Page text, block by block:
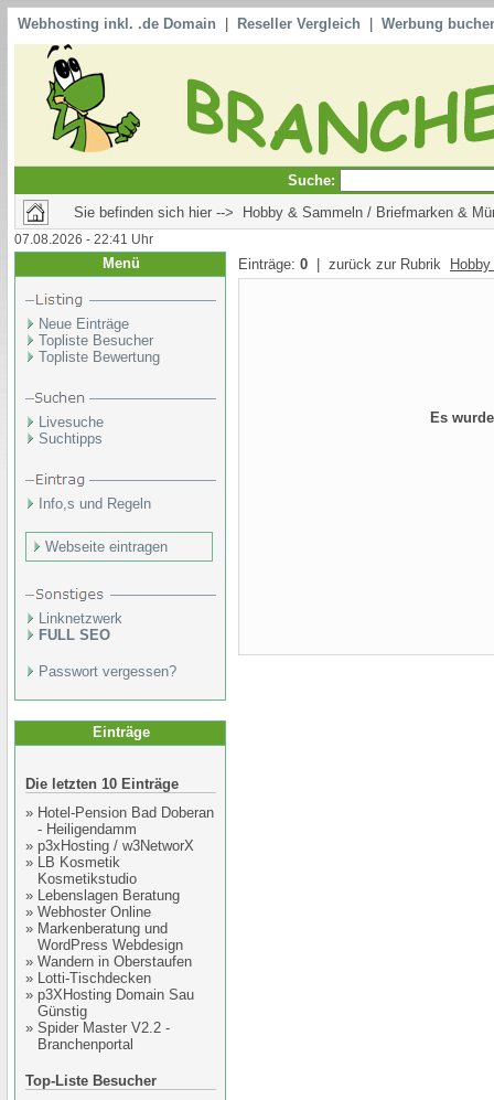
Webhosting inkl. .de Domain Reseller Vergleich Werbung
Suche:
Sie befinden sich hier --> Hobby & Sammeln / Briefmarken &
07.08.2026 - 22:41 Uhr
Menü
Neue Einträge
Topliste Besucher
Topliste Bewertung
Livesuche
Suchtipps
Info,s und Regeln
Webseite eintragen
Linknetzwerk
FULL SEO
Passwort vergessen?
Einträge
Die letzten 10 Einträge
» Hotel-Pension Bad Doberan
- Heiligendamm
» p3xHosting / w3NetworX
» LB Kosmetik
Kosmetikstudio
» Lebenslagen Beratung
» Webhoster Online
» Markenberatung und
WordPress Webdesign
» Wandern in Oberstaufen
» Lotti-Tischdecken
» p3XHosting Domain Sau
Günstig
» Spider Master V2.2 -
Branchenportal
Top-Liste Besucher
Einträge: 0 | zurück zur Rubrik
Es